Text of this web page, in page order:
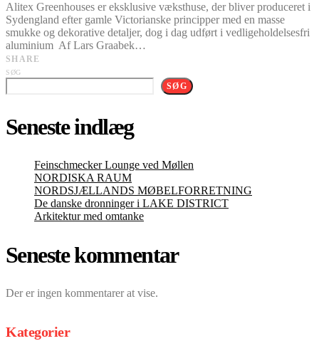
Alitex Greenhouses er eksklusive væksthuse, der bliver produceret i
Sydengland efter gamle Victorianske principper med en masse
smukke og dekorative detaljer, dog i dag udført i vedligeholdelsesfri
aluminium Af Lars Graabek…
SHARE
SØG
SØG
Seneste indlæg
Feinschmecker Lounge ved Møllen
NORDISKA RAUM
NORDSJÆLLANDS MØBELFORRETNING
De danske dronninger i LAKE DISTRICT
Arkitektur med omtanke
Seneste kommentar
Der er ingen kommentarer at vise.
Kategorier